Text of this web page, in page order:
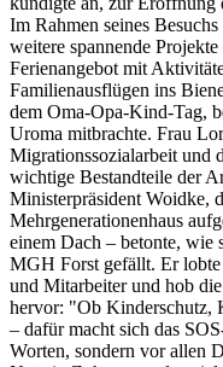
Im Rahmen seines
weitere spannende
Ferienangebot mit
Familienausflügen ins
dem Oma-Opa-Kind-Tag,
Uroma mitbrachte. Frau
Migrationssozialarbeit und
wichtige Bestandteile der
Ministerpräsident Woidke,
Mehrgenerationenhaus
einem Dach – betonte, wie
MGH Forst gefällt. Er lobte
und Mitarbeiter und hob
hervor: "Ob Kinderschutz,
– dafür macht sich das
Worten, sondern vor allen